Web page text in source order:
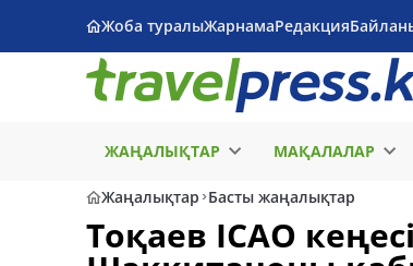
Жоба туралыЖарнамаРедакция
ЖАҢАЛЫҚТАР МАҚАЛАЛАР
Жаңалықтар Басты жаңалықтар
Тоқаев ICAO